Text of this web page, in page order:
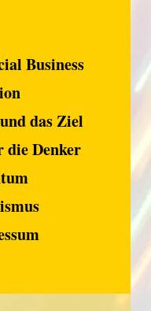
Business
das Ziel
die Denker